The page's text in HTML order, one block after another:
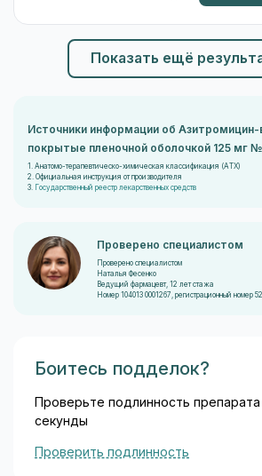
Показать ещё
Источники информации об
покрытые пленочной оболочкой 125 мг
1. Анатомо-терапевтическо-химическая классификация (ATX)
2. Официальная инструкция от производителя
3.
Государственный реестр лекарственных средств
Проверено специалистом
Проверено специалистом
Наталья Фесенко
Ведущий фармацевт, 12 лет стажа
Номер 104013 0001267, регистрационный номер 52
Боитесь подделок?
Проверьте подлинность препарата
секунды
Проверить подлинность